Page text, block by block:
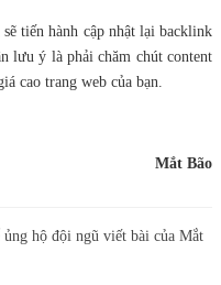
tiến hành cập nhật lại backlink
lưu ý là phải chăm chút content
cao trang web của bạn.
Mắt Bão
hộ đội ngũ viết bài của Mắt